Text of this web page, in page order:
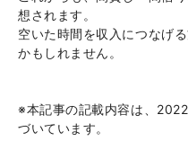
想されます。
空いた時間を収入につなげ
かもしれません。
※本記事の記載内容は、
づいています。